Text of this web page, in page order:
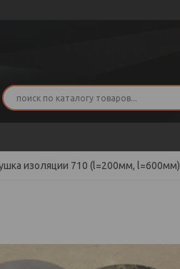
изоляции 710 (l=200мм, l=600мм)